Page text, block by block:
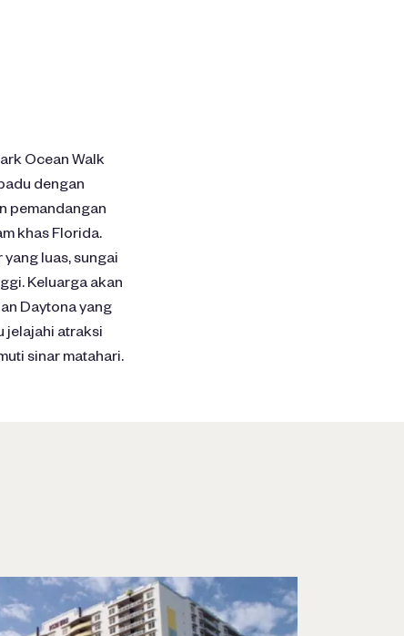
Ocean Walk
dengan
pemandangan
khas Florida.
luas, sungai
Keluarga akan
Daytona yang
jelajahi atraksi
sinar matahari.